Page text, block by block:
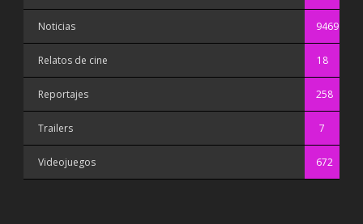
Noticias 9469
Relatos de cine 18
Reportajes 258
Trailers 7
Videojuegos 672